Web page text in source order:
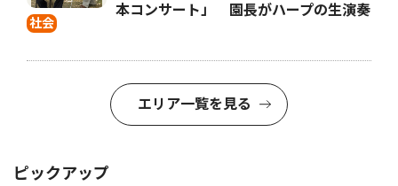
社会
本コンサート」 園長がハープの生演奏
エリア一覧を見る
ピックアップ